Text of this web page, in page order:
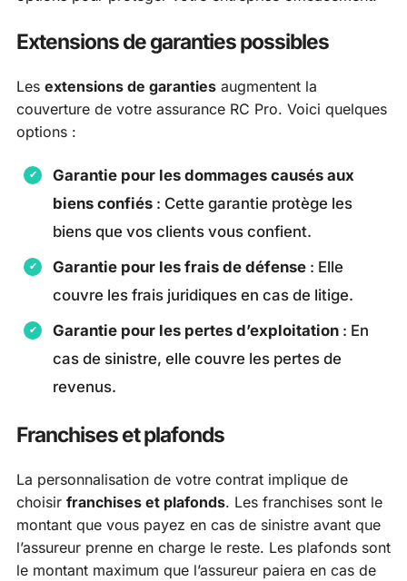
Extensions de garanties possibles
Les extensions de garanties augmentent la
couverture de votre assurance RC Pro. Voici quelques
options :
Garantie pour les dommages causés aux
biens confiés : Cette garantie protège les
biens que vos clients vous confient.
Garantie pour les frais de défense : Elle
couvre les frais juridiques en cas de litige.
Garantie pour les pertes d’exploitation : En
cas de sinistre, elle couvre les pertes de
revenus.
Franchises et plafonds
La personnalisation de votre contrat implique de
choisir franchises et plafonds. Les franchises sont le
montant que vous payez en cas de sinistre avant que
l’assureur prenne en charge le reste. Les plafonds sont
le montant maximum que l’assureur paiera en cas de